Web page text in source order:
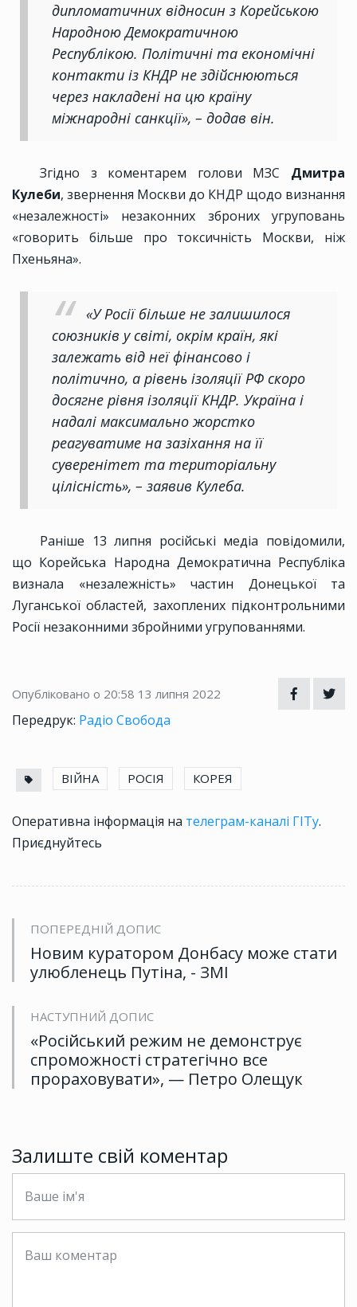
дипломатичних відносин з Корейською
Народною Демократичною
Республікою. Політичні та економічні
контакти із КНДР не здійснюються
через накладені на цю країну
міжнародні санкції», – додав він.
Згідно з коментарем голови МЗС Дмитра
Кулеби, звернення Москви до КНДР щодо визнання
«незалежності» незаконних зброних угруповань
«говорить більше про токсичність Москви, ніж
Пхеньяна».
«У Росії більше не залишилося
союзників у світі, окрім країн, які
залежать від неї фінансово і
політично, а рівень ізоляції РФ скоро
досягне рівня ізоляції КНДР. Україна і
надалі максимально жорстко
реагуватиме на зазіхання на її
суверенітет та територіальну
цілісність», – заявив Кулеба.
Раніше 13 липня російські медіа повідомили,
що Корейська Народна Демократична Республіка
визнала «незалежність» частин Донецької та
Луганської областей, захоплених підконтрольними
Росії незаконними збройними угрупованнями.
Опубліковано о 20:58 13 липня 2022
Передрук: Радіо Свобода
ВІЙНА РОСІЯ КОРЕЯ
Оперативна інформація на телеграм-каналі ГІТу.
Приєднуйтесь
ПОПЕРЕДНІЙ ДОПИС
Новим куратором Донбасу може стати
улюбленець Путіна, - ЗМІ
НАСТУПНИЙ ДОПИС
«Російський режим не демонструє
спроможності стратегічно все
прораховувати», — Петро Олещук
Залиште свій коментар